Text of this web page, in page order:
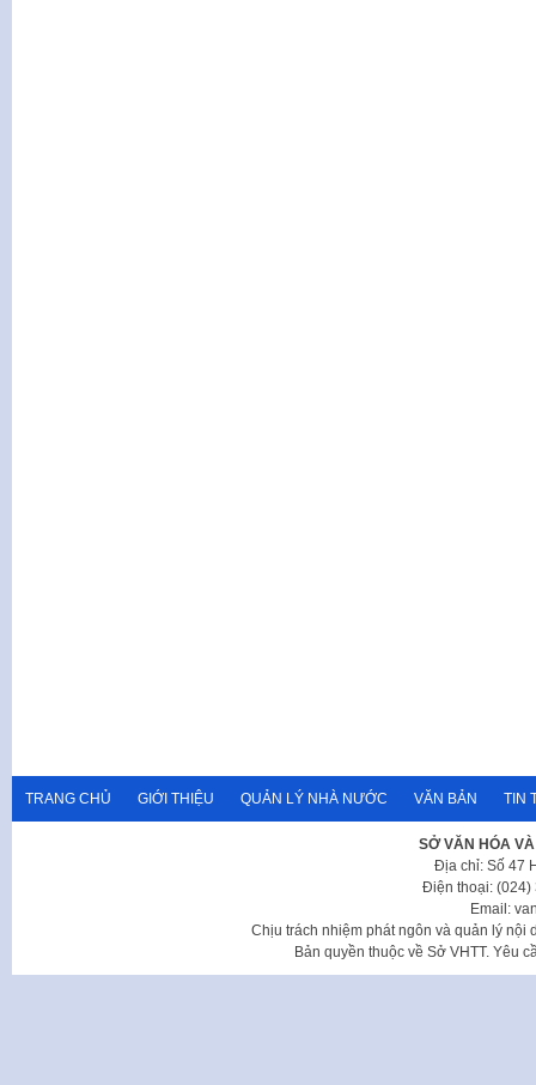
TRANG CHỦ GIỚI THIỆU QUẢN LÝ NHÀ NƯỚC VĂN BẢN TIN
SỞ VĂN HÓA
Địa chỉ: Số 47
Điện thoại: (024)
Email:
Chịu trách nhiệm phát ngôn và quản lý nội
Bản quyền thuộc về Sở VHTT. Yêu